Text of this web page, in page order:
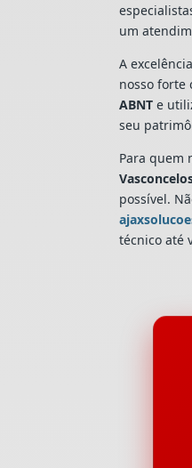
um
A
nosso forte
ABNT e
seu
Para quem
possível.
técnico até